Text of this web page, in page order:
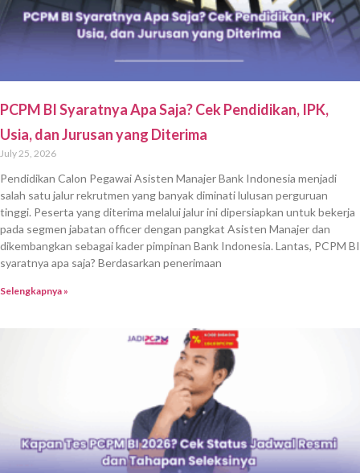
PCPM BI Syaratnya Apa Saja? Cek Pendidikan, IPK,
Usia, dan Jurusan yang Diterima
July 25, 2026
Pendidikan Calon Pegawai Asisten Manajer Bank Indonesia menjadi
salah satu jalur rekrutmen yang banyak diminati lulusan perguruan
tinggi. Peserta yang diterima melalui jalur ini dipersiapkan untuk bekerja
pada segmen jabatan officer dengan pangkat Asisten Manajer dan
dikembangkan sebagai kader pimpinan Bank Indonesia. Lantas, PCPM BI
syaratnya apa saja? Berdasarkan penerimaan
Selengkapnya »